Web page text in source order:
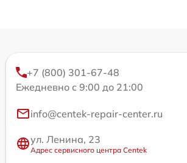
+7 (800) 301-67-48
Ежедневно с 9:00 до 21:00
info@centek-repair-center.ru
ул. Ленина, 23
Адрес сервисного центра Centek